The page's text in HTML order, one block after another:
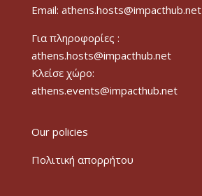
Email: athens.hosts@impacthub.net
Για πληροφορίες :
athens.hosts@impacthub.net
Κλείσε χώρο:
athens.events@impacthub.net
Our policies
Πολιτική απορρήτου